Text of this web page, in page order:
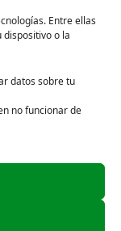
Entre ellas
dispositivo o la
datos sobre tu
no funcionar de